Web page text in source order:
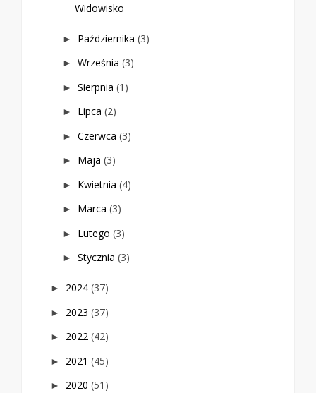
Widowisko
► Października (3)
► Września (3)
► Sierpnia (1)
► Lipca (2)
► Czerwca (3)
► Maja (3)
► Kwietnia (4)
► Marca (3)
► Lutego (3)
► Stycznia (3)
► 2024 (37)
► 2023 (37)
► 2022 (42)
► 2021 (45)
► 2020 (51)